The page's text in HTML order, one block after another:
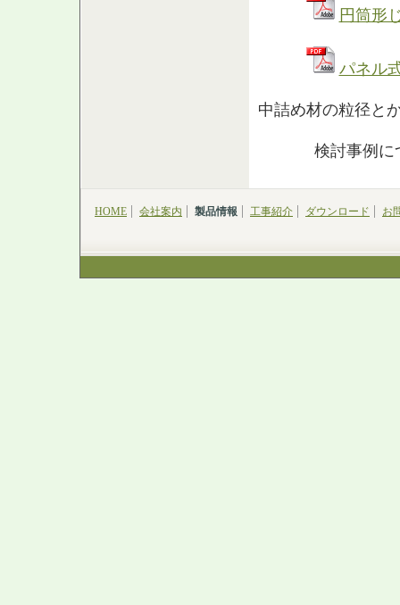
円筒形
パネル
中詰め材の粒径と
検討事例に
HOME 会社案内 製品情報 工事紹介 ダウンロード お